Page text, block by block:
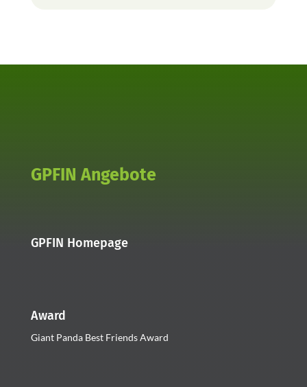
GPFIN Angebote
GPFIN Homepage
Award
Giant Panda Best Friends Award